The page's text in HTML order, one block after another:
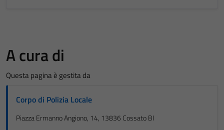
A cura di
Questa pagina è gestita da
Corpo di Polizia Locale
Piazza Ermanno Angiono, 14, 13836 Cossato BI